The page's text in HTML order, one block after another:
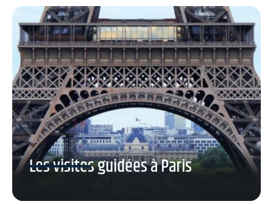
Les visites guidées à Paris